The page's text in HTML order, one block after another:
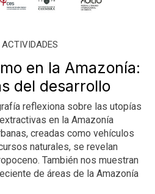
ACTIVIDADES
en la Amazonía:
del desarrollo
reflexiona sobre las utopías
en la Amazonía
creadas como vehículos
naturales, se revelan
También nos muestran
de áreas de la Amazonía